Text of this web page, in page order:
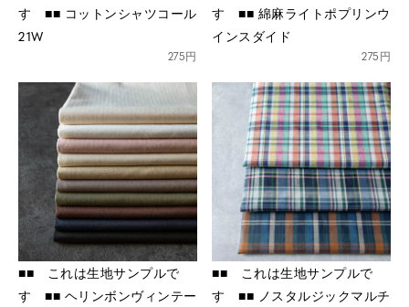
す ■■ コットンシャツコール
21W
275円
す ■■ 綿麻ライトポプリンウ
インスダイド
275円
■■ これは生地サンプルで
す ■■ ヘリンボンヴィンテー
■■ これは生地サンプルで
す ■■ ノスタルジックマルチ